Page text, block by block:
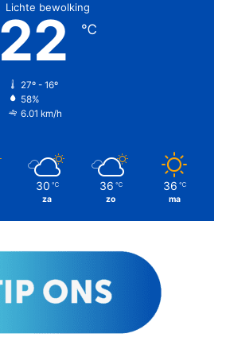
Lichte bewolking
22 ℃
27º - 16º
58%
6.01 km/h
30 ℃
za
36 ℃
zo
36 ℃
ma